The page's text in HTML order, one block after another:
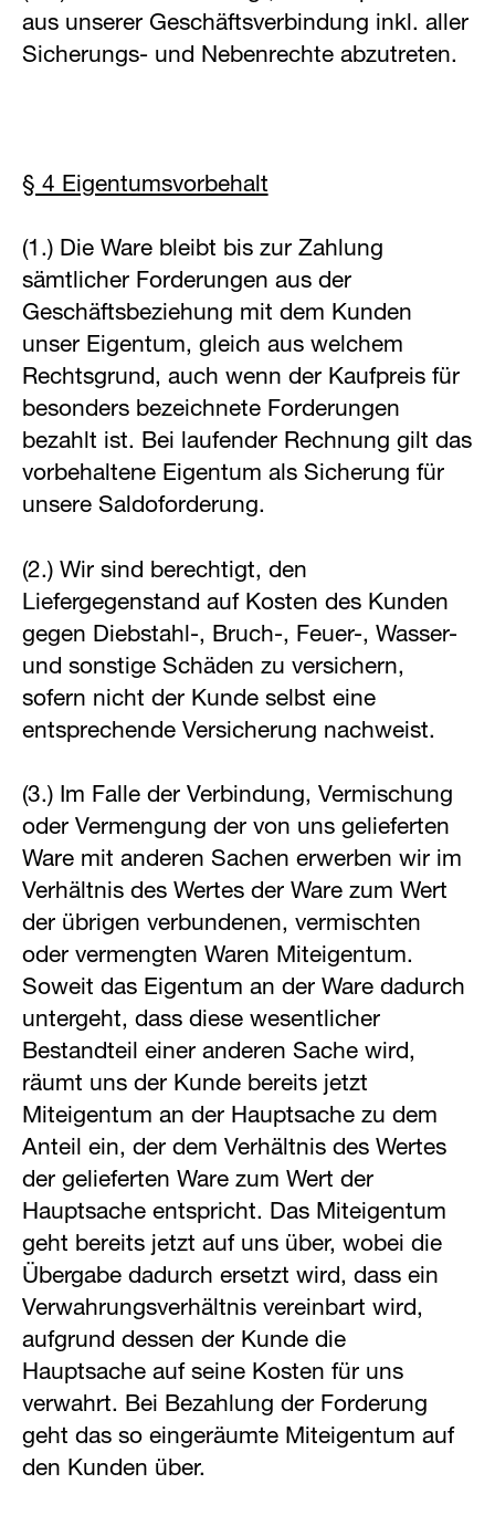
aus unserer Geschäftsverbindung inkl. aller
Sicherungs- und Nebenrechte abzutreten.
§ 4 Eigentumsvorbehalt
(1.) Die Ware bleibt bis zur Zahlung
sämtlicher Forderungen aus der
Geschäftsbeziehung mit dem Kunden
unser Eigentum, gleich aus welchem
Rechtsgrund, auch wenn der Kaufpreis für
besonders bezeichnete Forderungen
bezahlt ist. Bei laufender Rechnung gilt das
vorbehaltene Eigentum als Sicherung für
unsere Saldoforderung.
(2.) Wir sind berechtigt, den
Liefergegenstand auf Kosten des Kunden
gegen Diebstahl-, Bruch-, Feuer-, Wasser-
und sonstige Schäden zu versichern,
sofern nicht der Kunde selbst eine
entsprechende Versicherung nachweist.
(3.) Im Falle der Verbindung, Vermischung
oder Vermengung der von uns gelieferten
Ware mit anderen Sachen erwerben wir im
Verhältnis des Wertes der Ware zum Wert
der übrigen verbundenen, vermischten
oder vermengten Waren Miteigentum.
Soweit das Eigentum an der Ware dadurch
untergeht, dass diese wesentlicher
Bestandteil einer anderen Sache wird,
räumt uns der Kunde bereits jetzt
Miteigentum an der Hauptsache zu dem
Anteil ein, der dem Verhältnis des Wertes
der gelieferten Ware zum Wert der
Hauptsache entspricht. Das Miteigentum
geht bereits jetzt auf uns über, wobei die
Übergabe dadurch ersetzt wird, dass ein
Verwahrungsverhältnis vereinbart wird,
aufgrund dessen der Kunde die
Hauptsache auf seine Kosten für uns
verwahrt. Bei Bezahlung der Forderung
geht das so eingeräumte Miteigentum auf
den Kunden über.